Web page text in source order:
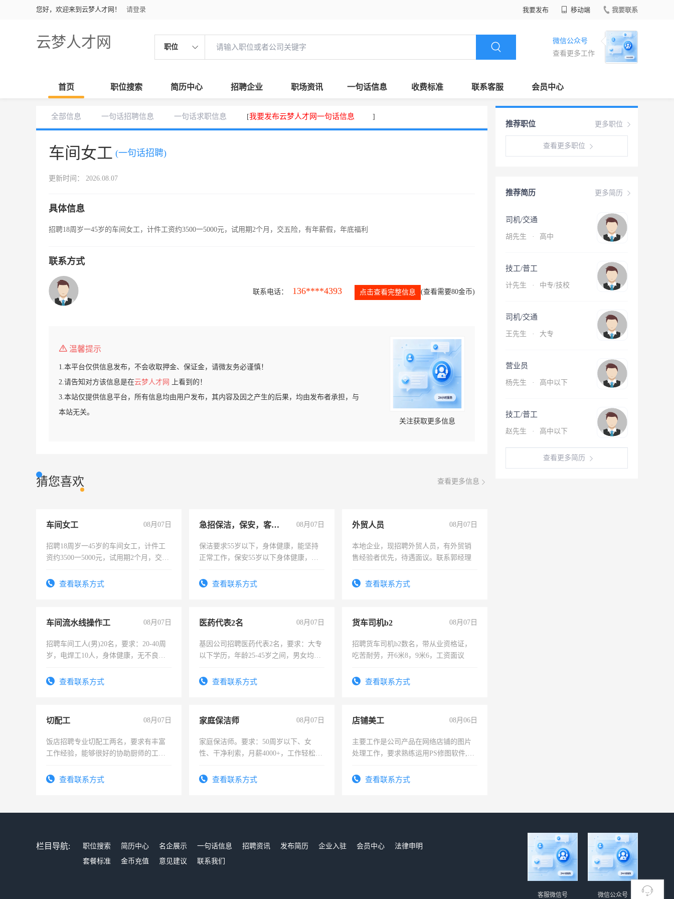
您好，欢迎来到云梦人才网！ 请登录 我要发布 移动端 我要联系
云梦人才网 职位
微信公众号
查看更多工作
首页 职位搜索 简历中心 招聘企业 职场资讯 一句话信息 收费标准 联系客服 会员中心
全部信息 一句话招聘信息 一句话求职信息 [我要发布云梦人才网一句话信息 ]
车间女工 (一句话招聘)
更新时间： 2026.08.07
具体信息
招聘18周岁一45岁的车间女工，计件工资约3500一5000元，试用期2个月，交五险，有年薪假，年底福利
联系方式
联系电话： 136****4393 点击查看完整信息 (查看需要80金币)
温馨提示
1.本平台仅供信息发布，不会收取押金、保证金，请微友务必谨慎！
2.请告知对方该信息是在云梦人才网
上看到的！
3.本站仅提供信息平台，所有信息均由用户发布，其内容及因之产生的后果，均由发布者承担，与
本站无关。
关注获取更多信息
猜您喜欢 查看更多信息
车间女工 08月07日
招聘18周岁一45岁的车间女工，计件工
资约3500一5000元，试用期2个月，交五
查看联系方式
急招保洁，保安，客服，工程 08月07日
保洁要求55岁以下，身体健康，能坚持
正常工作，保安55岁以下身体健康，有
录，客服要求45岁以下高中以上文化，
查看联系方式
外贸人员 08月07日
本地企业，现招聘外贸人员，有外贸销
售经验者优先，待遇面议。联系郭经理
查看联系方式
车间流水线操作工 08月07日
招聘车间工人(男)20名，要求：20-40周
岁，电焊工10人，身体健康，无不良嗜
宿，免费发放劳保用品，两班倒，每月
查看联系方式
医药代表2名 08月07日
基因公司招聘医药代表2名，要求：大专
以下学历，年龄25-45岁之间，男女均
表或者有医学资质的优先，底薪+绩效，
查看联系方式
货车司机b2 08月07日
招聘货车司机b2数名，带从业资格证，
吃苦耐劳，开6米8，9米6，工资面议
查看联系方式
切配工 08月07日
饭店招聘专业切配工两名，要求有丰富
工作经验，能够很好的协助厨师的工
4500。查看联系方式
家庭保洁师 08月07日
家庭保洁师。要求：50周岁以下、女
性、干净利索，月薪4000+，工作轻松，
太太等。查看联系方式
店铺美工 08月06日
主要工作是公司产品在网络店铺的图片
处理工作，要求熟练运用PS修图软件,工
查看联系方式
更多职位
推荐职位
查看更多职位
更多简历
推荐简历
司机/交通
胡先生 · 高中
技工/普工
计先生 · 中专/技校
司机/交通
王先生 · 大专
营业员
杨先生 · 高中以下
技工/普工
赵先生 · 高中以下
查看更多简历
栏目导航: 职位搜索 简历中心 名企展示 一句话信息 招聘资讯 发布简历 企业入驻 会员中心
法律申明
套餐标准
金币充值 意见建议 联系我们
微信公众号
客服微信号